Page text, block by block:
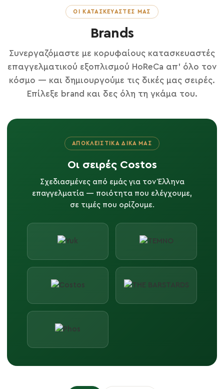
ΟΙ ΚΑΤΑΣΚΕΥΑΣΤΈΣ ΜΑΣ
Brands
Συνεργαζόμαστε με κορυφαίους κατασκευαστές
επαγγελματικού εξοπλισμού HoReCa απ' όλο τον
κόσμο — και δημιουργούμε τις δικές μας σειρές.
Επίλεξε brand και δες όλη τη γκάμα του.
ΑΠΟΚΛΕΙΣΤΙΚΆ ΔΙΚΆ ΜΑΣ
Οι σειρές Costos
Σχεδιασμένες από εμάς για τον Έλληνα
επαγγελματία — ποιότητα που ελέγχουμε,
σε τιμές που ορίζουμε.